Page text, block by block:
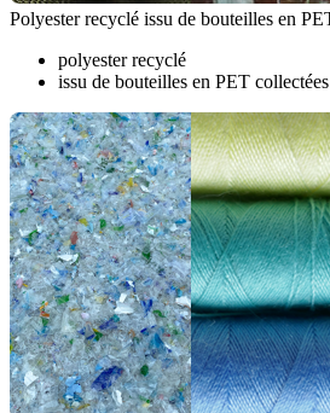
Polyester recyclé issu de bouteilles en
polyester recyclé
issu de bouteilles en PET